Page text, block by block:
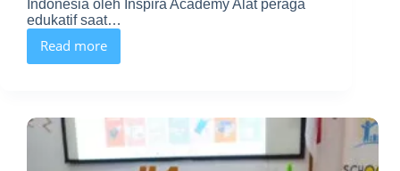
Indonesia oleh Inspira Academy Alat peraga
edukatif saat…
Read more
KRISIS
ALAT
SEKOLAH
INDONESIA
DAN